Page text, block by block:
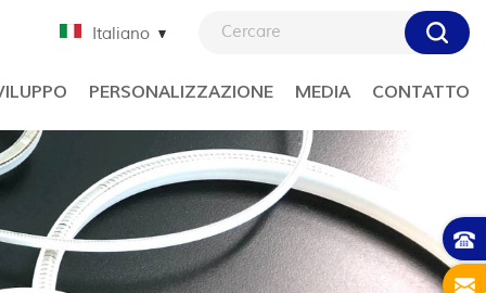
Italiano
PERSONALIZZAZIONE MEDIA CONTATTO